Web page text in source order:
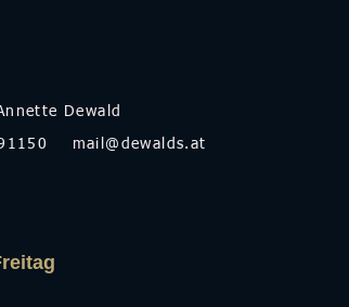
Dewald
mail@dewalds.at